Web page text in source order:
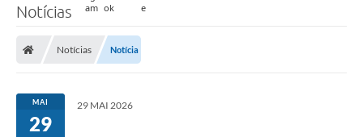
Notícias
Notícias Notícia
MAI
29
29 MAI 2026